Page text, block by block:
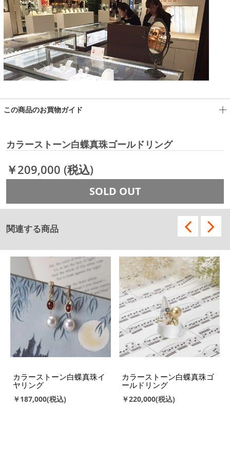
この商品のお買物ガイド
カラーストーン白蝶真珠ゴールドリング
￥209,000 (税込)
SOLD OUT
関連する商品
カラーストーン白蝶真珠イ
ヤリング
￥187,000
カラーストーン白蝶真珠ゴ
ールドリング
￥220,000